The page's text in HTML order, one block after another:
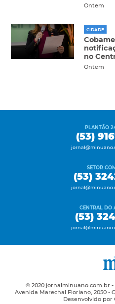
Ontem
CIDADE
no
Ontem
PLANTÃO
(53)
SETOR
(53)
CENTRAL DO
(53)
© 2020 jornalminuano.com.br
Avenida Marechal Floriano, 2050 -
Desenvolvido por